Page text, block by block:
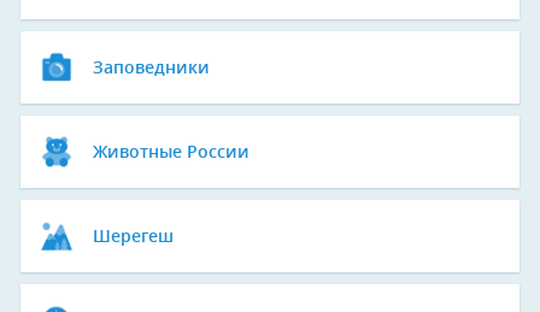
Заповедники
Животные России
Шерегеш